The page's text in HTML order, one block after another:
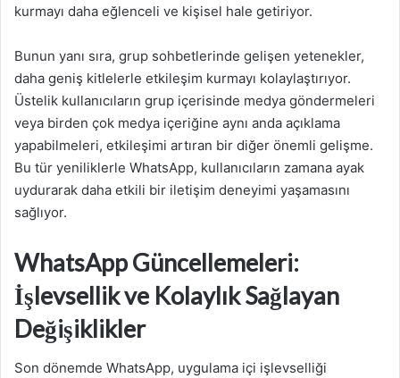
kurmayı daha eğlenceli ve kişisel hale getiriyor.
Bunun yanı sıra, grup sohbetlerinde gelişen yetenekler,
daha geniş kitlelerle etkileşim kurmayı kolaylaştırıyor.
Üstelik kullanıcıların grup içerisinde medya göndermeleri
veya birden çok medya içeriğine aynı anda açıklama
yapabilmeleri, etkileşimi artıran bir diğer önemli gelişme.
Bu tür yeniliklerle WhatsApp, kullanıcıların zamana ayak
uydurarak daha etkili bir iletişim deneyimi yaşamasını
sağlıyor.
WhatsApp Güncellemeleri:
İşlevsellik ve Kolaylık Sağlayan
Değişiklikler
Son dönemde WhatsApp, uygulama içi işlevselliği